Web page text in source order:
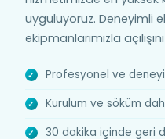
uyguluyoruz. Deneyimli
ekipmanlarımızla
Profesyonel ve
Kurulum ve söküm
30 dakika içinde geri